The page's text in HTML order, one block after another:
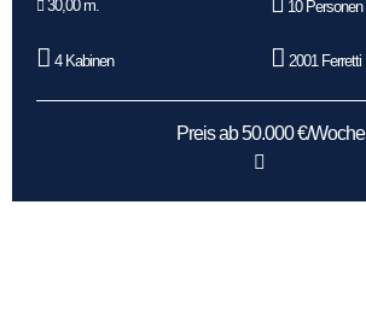
30,00 m. 10 Personen
4 Kabinen 2001 Ferretti
Preis ab 50.000 €/Woche